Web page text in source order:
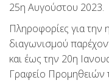
25η Αυγούστου 2023.
Πληροφορίες για την
διαγωνισμού
και έως την 20η
Γραφείο